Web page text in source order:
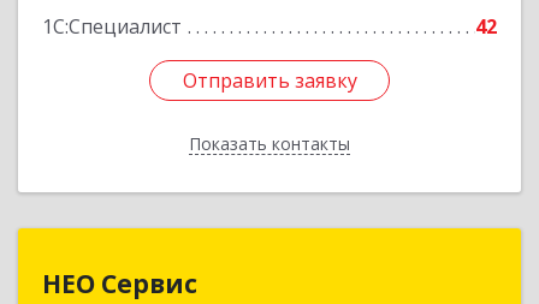
1С:Специалист
42
Отправить заявку
Показать контакты
Отправить заявку
Назад
НЕО Сервис